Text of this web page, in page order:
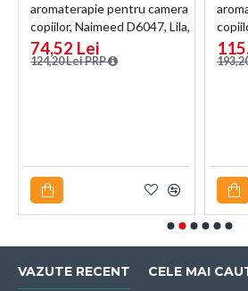
aromaterapie pentru camera
copiilor, Naimeed D6047, Lila,
170x120x92mm
74,52 Lei
124,20 Lei PRP
Alb,
VAZUTE RECENT CELE MAI